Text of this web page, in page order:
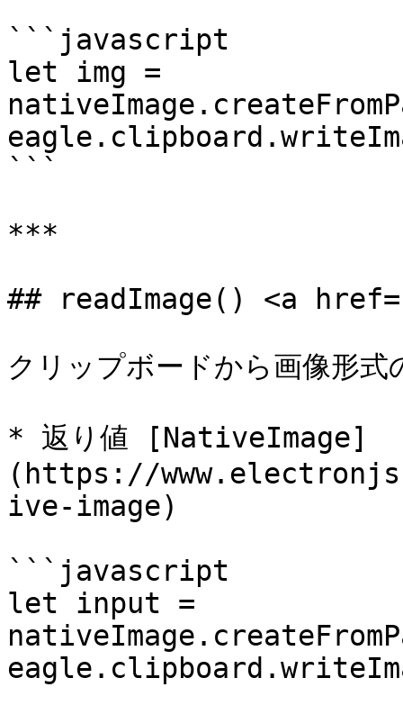
```javascript
let img =
```
***
## readImage() <a
クリップボードから画像形
* 返り値 [NativeImage]
(https://
ive-image)
```javascript
let input =